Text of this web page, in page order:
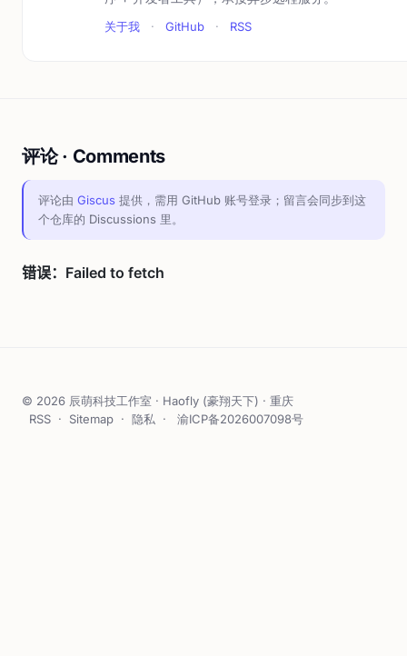
关于我 · GitHub · RSS
评论 · Comments
评论由 Giscus 提供，需用 GitHub 账号登录；留言会同步到这
个仓库的 Discussions 里。
© 2026 辰萌科技工作室 · Haofly (豪翔天下) · 重庆
RSS · Sitemap · 隐私 · 渝ICP备2026007098号